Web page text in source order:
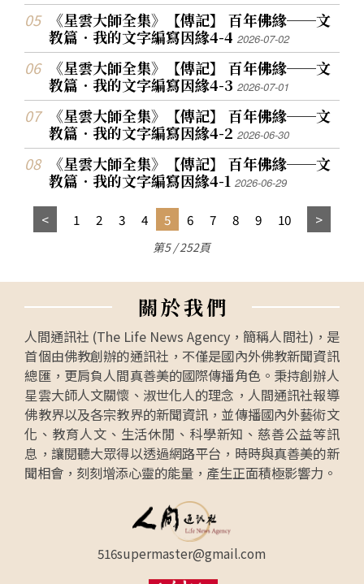
《星雲大師全集》【傳記】 百年佛緣──文
教篇．我的文字編寫因緣4-42026-07-02
《星雲大師全集》【傳記】 百年佛緣──文
教篇．我的文字編寫因緣4-32026-07-01
《星雲大師全集》【傳記】 百年佛緣──文
教篇．我的文字編寫因緣4-22026-06-30
《星雲大師全集》【傳記】 百年佛緣──文
教篇．我的文字編寫因緣4-12026-06-29
1 2 3 4 5 6 7 8 9 10
第5 / 252頁
關於我們
人間通訊社 (The Life News Agency，簡稱人間社)，是
首個由佛教創辦的通訊社，不僅是國內外佛教新聞資訊
總匯，更肩負人間真善美的國際傳播角色。秉持創辦人
星雲大師人文關懷、淑世化人的理念，人間通訊社報導
佛教界以及各宗教界的新聞資訊，並傳播國內外藝術文
化、教育人文、生活休閒、科學新知、慈善公益等訊
息，讓閱聽大眾得以透過網路平台，時時與真善美的新
聞相會，刻刻增添心靈的能量，產生正面積極影響力。
516supermaster@gmail.com